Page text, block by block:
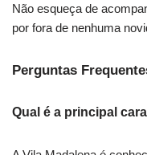
Não esqueça de
por fora de nenhuma
Perguntas
Qual é a principal